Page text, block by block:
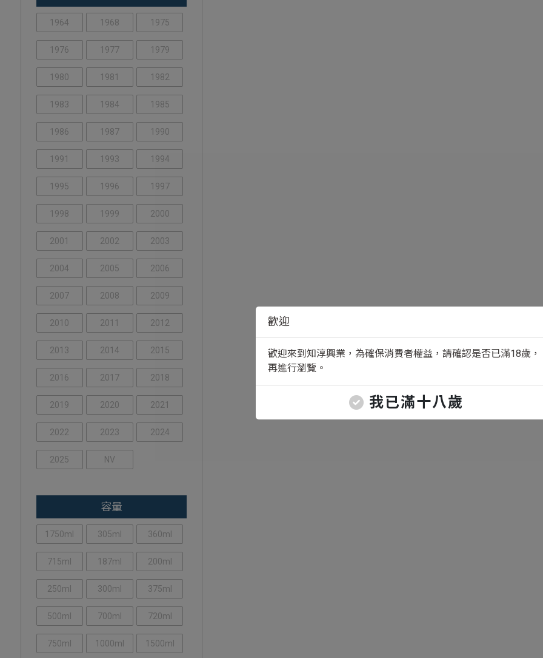
歡迎
歡迎來到知淳興業，為確保消費者權益，請確認是否已滿18歲，
再進行瀏覽。
我已滿十八歲
1964 1968 1975
1976 1977 1979
1980 1981 1982
1983 1984 1985
1986 1987 1990
1991 1993 1994
1995 1996 1997
1998 1999 2000
2001 2002 2003
2004 2005 2006
2007 2008 2009
2010 2011 2012
2013 2014 2015
2016 2017 2018
2019 2020 2021
2022 2023 2024
2025 NV
容量
1750ml 305ml 360ml
715ml 187ml 200ml
250ml 300ml 375ml
500ml 700ml 720ml
750ml 1000ml 1500ml